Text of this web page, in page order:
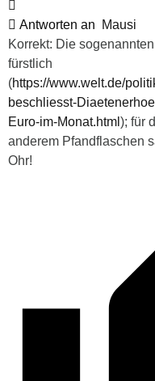
Antworten an
Mausi
Korrekt: Die sogenannten
fürstlich
(https://www.welt.de/
beschliesst-
Euro-im-Monat.html ); für
anderem Pfandflaschen
Ohr!